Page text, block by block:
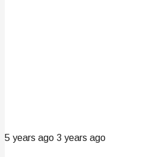
5 years ago 3 years ago